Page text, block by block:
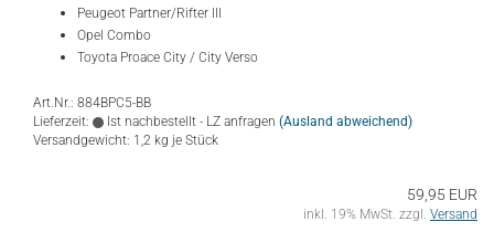
Peugeot Partner/Rifter III
Opel Combo
Toyota Proace City / City Verso
Art.Nr.: 884BPC5-BB
Lieferzeit:
Ist nachbestellt - LZ anfragen (Ausland abweichend)
Versandgewicht: 1,2 kg je Stück
59,95 EUR
inkl. 19% MwSt. zzgl. Versand